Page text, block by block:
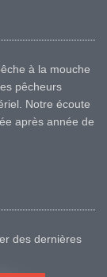
à la mouche
pêcheurs
Notre écoute
après année de
des dernières